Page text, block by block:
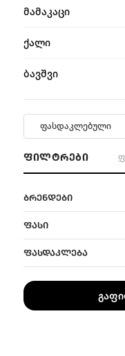
მამაკაცი
ქალი
ბავშვი
ფასდაკლებული
ᲤᲘᲚᲢᲠᲔᲑᲘ
ᲑᲠᲔᲜᲓᲔᲑᲘ
ᲤᲐᲡᲘ
ᲤᲐᲡᲓᲐᲙᲚᲔᲑᲐ